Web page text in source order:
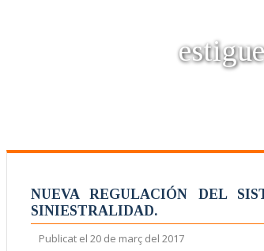
NUEVA REGULACIÓN DEL
SINIESTRALIDAD.
Publicat el 20 de març del 2017